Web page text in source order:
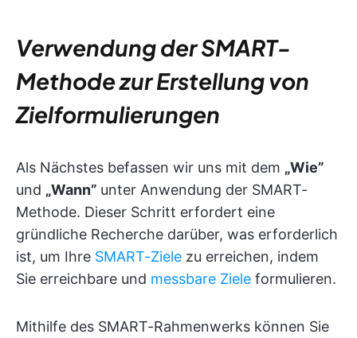
Verwendung der SMART-
Methode zur Erstellung von
Zielformulierungen
Als Nächstes befassen wir uns mit dem „Wie”
und „Wann” unter Anwendung der SMART-
Methode. Dieser Schritt erfordert eine
gründliche Recherche darüber, was erforderlich
ist, um Ihre SMART-Ziele zu erreichen, indem
Sie erreichbare und messbare Ziele formulieren.
Mithilfe des SMART-Rahmenwerks können Sie